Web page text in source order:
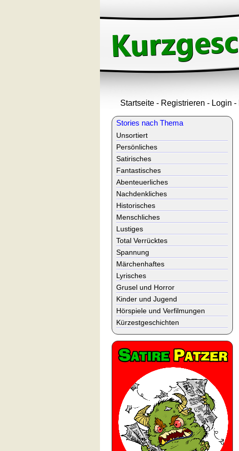
Startseite - Registrieren - Login -
Stories nach Thema
Unsortiert
Persönliches
Satirisches
Fantastisches
Abenteuerliches
Nachdenkliches
Historisches
Menschliches
Lustiges
Total Verrücktes
Spannung
Märchenhaftes
Lyrisches
Grusel und Horror
Kinder und Jugend
Hörspiele und Verfilmungen
Kürzestgeschichten